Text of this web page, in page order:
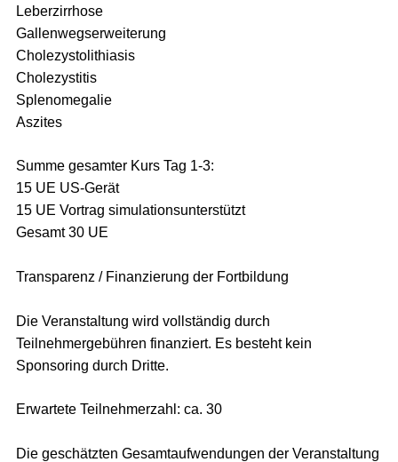
Leberzirrhose
Gallenwegserweiterung
Cholezystolithiasis
Cholezystitis
Splenomegalie
Aszites
Summe gesamter Kurs Tag 1-3:
15 UE US-Gerät
15 UE Vortrag simulationsunterstützt
Gesamt 30 UE
Transparenz / Finanzierung der Fortbildung
Die Veranstaltung wird vollständig durch
Teilnehmergebühren finanziert. Es besteht kein
Sponsoring durch Dritte.
Erwartete Teilnehmerzahl: ca. 30
Die geschätzten Gesamtaufwendungen der Veranstaltung